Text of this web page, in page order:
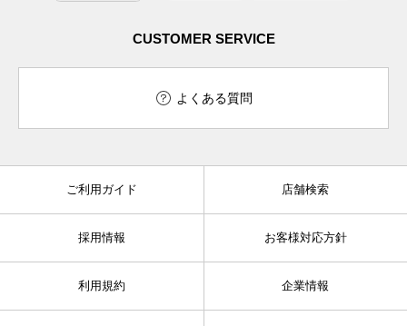
CUSTOMER SERVICE
よくある質問
ご利用ガイド 店舗検索
採用情報 お客様対応方針
利用規約 企業情報